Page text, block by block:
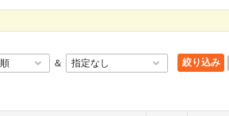
＆ 絞り込み